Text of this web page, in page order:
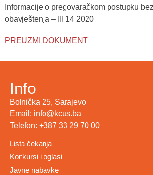
Informacije o pregovaračkom postupku
obavještenja – III 14 2020
PREUZMI DOKUMENT
Info
Bolnička 25, Sarajevo
Email: info@kcus.ba
Telefon: +387 33 29 70 00
Lista čekanja
Konkursi i oglasi
Javne nabavke